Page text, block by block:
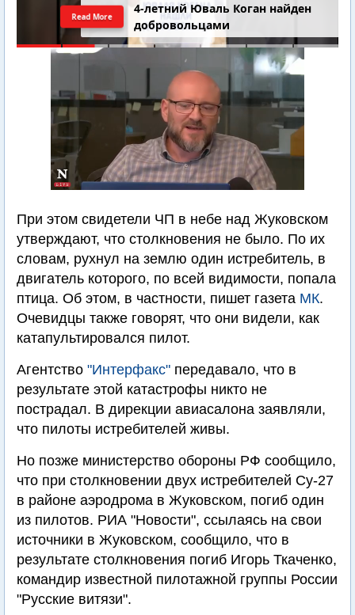
4-летний Юваль Коган найден
добровольцами
Read More
При этом свидетели ЧП в небе над Жуковском
утверждают, что столкновения не было. По их
словам, рухнул на землю один истребитель, в
двигатель которого, по всей видимости, попала
птица. Об этом, в частности, пишет газета МК.
Очевидцы также говорят, что они видели, как
катапультировался пилот.
Агентство "Интерфакс" передавало, что в
результате этой катастрофы никто не
пострадал. В дирекции авиасалона заявляли,
что пилоты истребителей живы.
Но позже министерство обороны РФ сообщило,
что при столкновении двух истребителей Су-27
в районе аэродрома в Жуковском, погиб один
из пилотов. РИА "Новости", ссылаясь на свои
источники в Жуковском, сообщило, что в
результате столкновения погиб Игорь Ткаченко,
командир известной пилотажной группы России
"Русские витязи".